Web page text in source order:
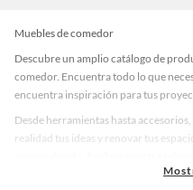
Muebles de comedor
Descubre un amplio catálogo de
comedor. Encuentra todo lo que
encuentra inspiración para tus
Desde herramientas hasta
realidad tus ideas y renovar tus
accesorios de calidad que te